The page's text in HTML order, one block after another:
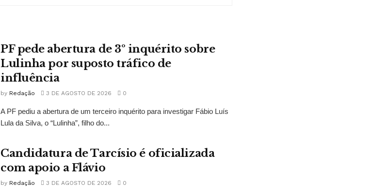
PF pede abertura de 3º inquérito sobre
Lulinha por suposto tráfico de
influência
by Redação 3 DE AGOSTO DE 2026 0
A PF pediu a abertura de um terceiro inquérito para investigar Fábio Luís
Lula da Silva, o “Lulinha”, filho do...
Candidatura de Tarcísio é oficializada
com apoio a Flávio
by Redação 3 DE AGOSTO DE 2026 0